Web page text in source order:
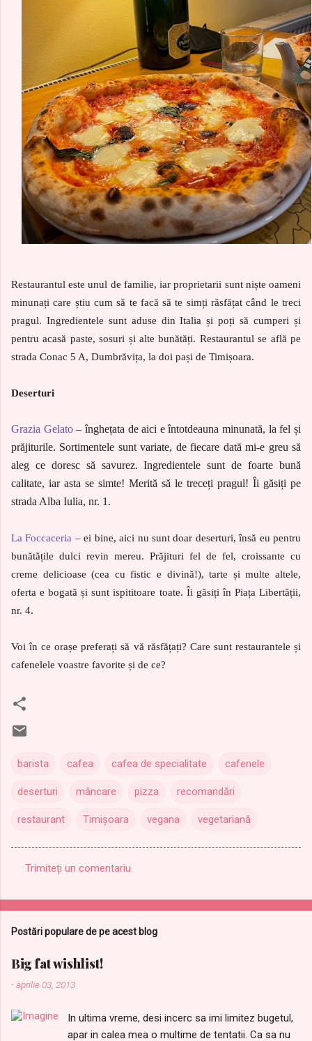
Restaurantul este unul de familie, iar proprietarii sunt niște oameni
minunați care știu cum să te facă să te simți răsfățat când le treci
pragul. Ingredientele sunt aduse din Italia și poți să cumperi și
pentru acasă paste, sosuri și alte bunătăți. Restaurantul se află pe
strada Conac 5 A, Dumbrăvița, la doi pași de Timișoara.
Deserturi
Grazia Gelato – înghețata de aici e întotdeauna minunată, la fel și
prăjiturile. Sortimentele sunt variate, de fiecare dată mi-e greu să
aleg ce doresc să savurez. Ingredientele sunt de foarte bună
calitate, iar asta se simte! Merită să le treceți pragul! Îi găsiți pe
strada Alba Iulia, nr. 1.
La Foccaceria – ei bine, aici nu sunt doar deserturi, însă eu pentru
bunătățile dulci revin mereu. Prăjituri fel de fel, croissante cu
creme delicioase (cea cu fistic e divină!), tarte și multe altele,
oferta e bogată și sunt ispititoare toate. Îi găsiți în Piața Libertății,
nr. 4.
Voi în ce orașe preferați să vă răsfățați? Care sunt restaurantele și
cafenelele voastre favorite și de ce?
barista cafea cafea de specialitate cafenele
deserturi mâncare pizza recomandări
restaurant Timișoara vegana vegetariană
o
n
t
r
Trimiteți un comentariu
Postări populare de pe acest blog
Big fat wishlist!
-aprilie 03, 2013
In ultima vreme, desi incerc sa imi limitez bugetul,
apar in calea mea o multime de tentatii. Ca sa nu